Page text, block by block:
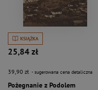
KSIĄŻKA
25,84 zł
39,90 zł - sugerowana cena detaliczna
Pożegnanie z Podolem